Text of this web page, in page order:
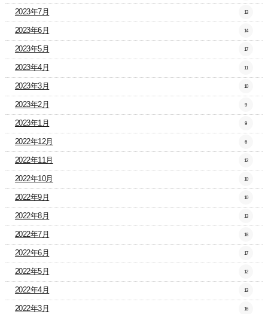
2023年7月 13
2023年6月 14
2023年5月 17
2023年4月 11
2023年3月 10
2023年2月 9
2023年1月 9
2022年12月 6
2022年11月 12
2022年10月 10
2022年9月 10
2022年8月 13
2022年7月 18
2022年6月 17
2022年5月 12
2022年4月 13
2022年3月 16